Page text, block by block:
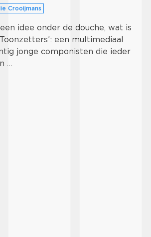
Crooijmans
idee onder de douche, wat is
een multimediaal
jonge componisten die ieder
…